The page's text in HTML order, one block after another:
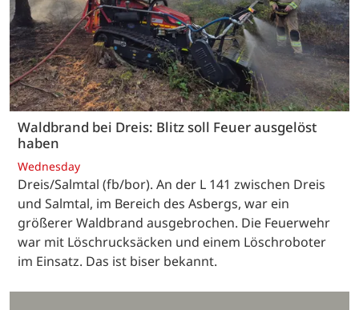
Waldbrand bei Dreis: Blitz soll Feuer ausgelöst
haben
Wednesday
Dreis/Salmtal (fb/bor). An der L 141 zwischen Dreis
und Salmtal, im Bereich des Asbergs, war ein
größerer Waldbrand ausgebrochen. Die Feuerwehr
war mit Löschrucksäcken und einem Löschroboter
im Einsatz. Das ist biser bekannt.